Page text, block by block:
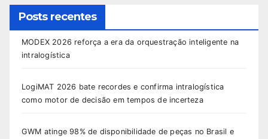
Posts recentes
MODEX 2026 reforça a era da orquestração inteligente na
intralogística
LogiMAT 2026 bate recordes e confirma intralogística
como motor de decisão em tempos de incerteza
GWM atinge 98% de disponibilidade de peças no Brasil e